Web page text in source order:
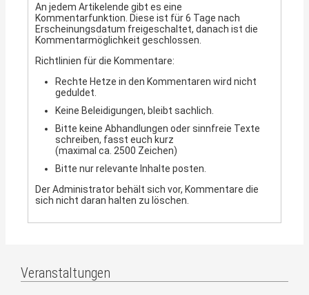
An jedem Artikelende gibt es eine
Kommentarfunktion. Diese ist für 6 Tage nach
Erscheinungsdatum freigeschaltet, danach ist die
Kommentarmöglichkeit geschlossen.
Richtlinien für die Kommentare:
Rechte Hetze in den Kommentaren wird nicht
geduldet.
Keine Beleidigungen, bleibt sachlich.
Bitte keine Abhandlungen oder sinnfreie Texte
schreiben, fasst euch kurz
(maximal ca. 2500 Zeichen)
Bitte nur relevante Inhalte posten.
Der Administrator behält sich vor, Kommentare die
sich nicht daran halten zu löschen.
Veranstaltungen